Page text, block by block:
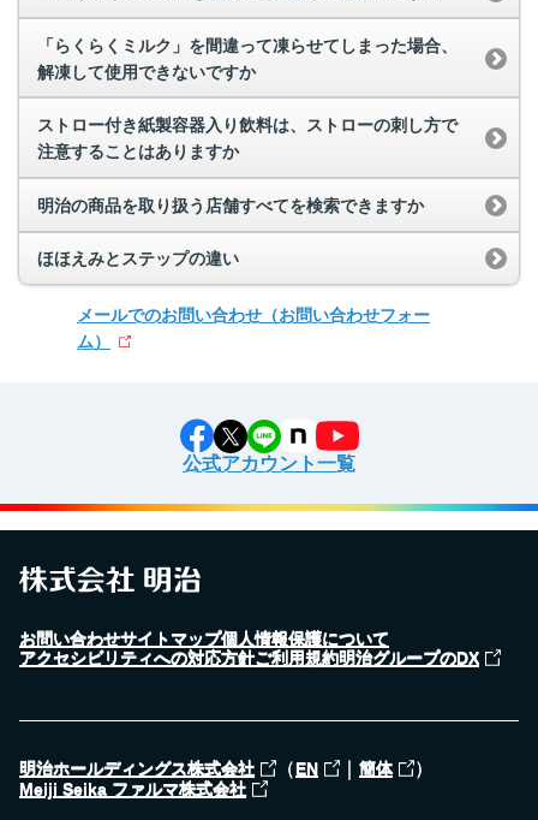
「らくらくミルク」を間違って凍らせてしまった場合、
解凍して使用できないですか
ストロー付き紙製容器入り飲料は、ストローの刺し方で
注意することはありますか
明治の商品を取り扱う店舗すべてを検索できますか
ほほえみとステップの違い
メールでのお問い合わせ （お問い合わせフォー
ム）
公式アカウント一覧
お問い合わせサイトマップ個人情報保護について
アクセシビリティへの対応方針ご利用規約明治グループのDX
明治ホールディングス株式会社 （EN ｜ 簡体 ）
Meiji Seika ファルマ株式会社